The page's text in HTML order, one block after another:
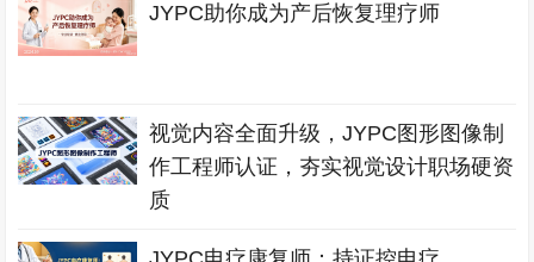
JYPC助你成为产后恢复理疗师
视觉内容全面升级，JYPC图形图像制
作工程师认证，夯实视觉设计职场硬资
质